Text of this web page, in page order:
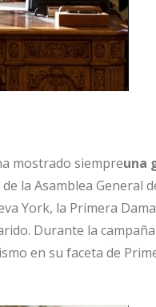
mostrado siempreuna
la Asamblea General
York, la Primera Dama
Durante la
en su faceta de